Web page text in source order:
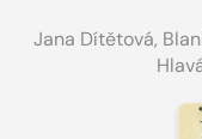
Jana Dítětová,